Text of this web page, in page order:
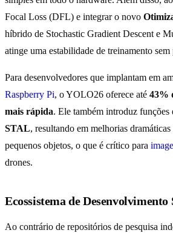
Focal Loss (DFL) e integrar o novo
híbrido de Stochastic Gradient Descent e
atinge uma estabilidade de treinamento sem
Para desenvolvedores que implantam em
Raspberry Pi, o YOLO26 oferece até 43%
mais rápida. Ele também introduz funções
STAL, resultando em melhorias
pequenos objetos, o que é crítico para
drones.
Ecossistema de
Ao contrário de repositórios de pesquisa